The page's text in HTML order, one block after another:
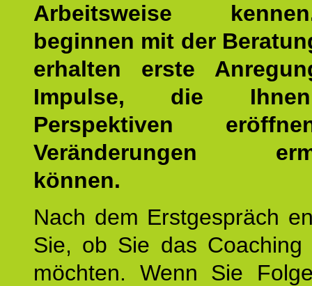
Arbeitsweise
beginnen mit der
erhalten erste
Impulse, die
Perspektiven
Veränderungen
können.
Nach dem Erstgespräch
Sie, ob Sie das Coaching
möchten. Wenn Sie